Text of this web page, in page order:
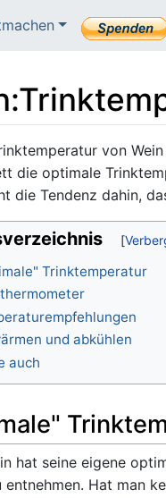
:
zu:Navigation,Suche
von
die optimale
die Tendenz dahin,
Trinktemperatur
und abkühlen
auch
hat seine eigene
entnehmen. Hat man